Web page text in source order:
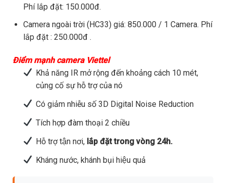
Phí lắp đặt: 150.000đ.
Camera ngoài trời (HC33) giá: 850.000 / 1 Camera. Phí
lắp đặt : 250.000đ .
Điểm mạnh camera Viettel
Khả năng IR mở rộng đến khoảng cách 10 mét,
củng cố sự hỗ trợ của nó
Có giảm nhiễu số 3D Digital Noise Reduction
Tích hợp đàm thoại 2 chiều
Hỗ trợ tận nơi,lắp đặt trong vòng 24h.
Kháng nước, khánh bụi hiệu quả